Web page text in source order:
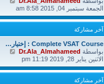
ه
د
خ
ر
ا
ر
الجمعة سبتمبر 04, 2015 8:58 am
آخر مشاركة
Complete VSAT Course : إختيار…
بواسطة Dr.Ala_Almahameed
ه
د
الاثنين يناير 28, 2019 11:19 pm
آخر مشاركة